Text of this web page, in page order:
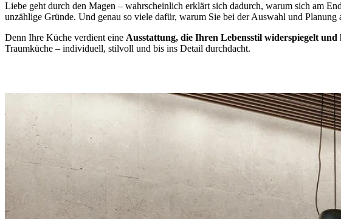
Liebe geht durch den Magen – wahrscheinlich erklärt sich dadurch, warum sich am
unzählige Gründe. Und genau so viele dafür, warum Sie bei der Auswahl und
Denn Ihre Küche verdient eine Ausstattung, die Ihren Lebensstil widerspiegelt
Traumküche – individuell, stilvoll und bis ins Detail durchdacht.